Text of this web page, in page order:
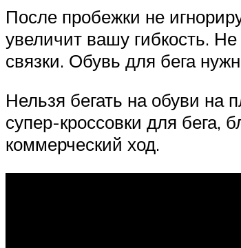
После пробежки не
увеличит вашу гибкость.
связки. Обувь для бега
Нельзя бегать на обуви на
супер-кроссовки для бега,
коммерческий ход.